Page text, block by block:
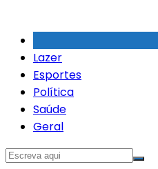
Lazer
Esportes
Política
Saúde
Geral